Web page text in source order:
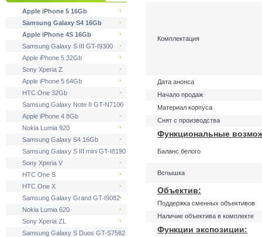
Комплектация
Дата анонса
Начало продаж
Материал корпуса
Снят с производства
Функциональные
Баланс белого
Вспышка
Объектив:
Поддержка сменных объективов
Наличие объектива в комплекте
Функции экспозиции:
Apple iPhone 5 16Gb
Samsung Galaxy S4 16Gb
Apple iPhone 4S 16Gb
Samsung Galaxy S III GT-I9300
Apple iPhone 5 32Gb
Sony Xperia Z
Apple iPhone 5 64Gb
HTC One 32Gb
Samsung Galaxy Note II GT-N7100
Apple iPhone 4 8Gb
Nokia Lumia 920
Samsung Galaxy S4 16Gb
Samsung Galaxy S III mini GT-I8190
Sony Xperia V
HTC One S
HTC One X
Samsung Galaxy Grand GT-I9082
Nokia Lumia 620
Sony Xperia ZL
Samsung Galaxy S Duos GT-S7562